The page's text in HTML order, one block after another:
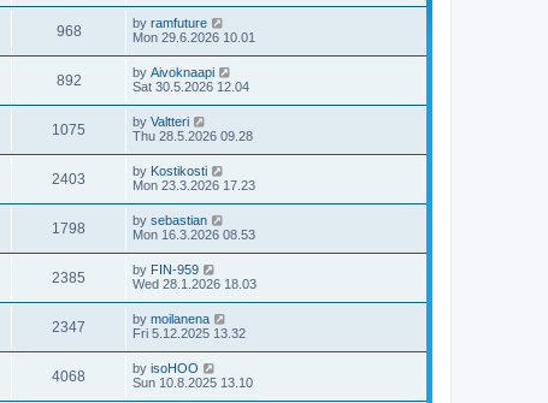
968 by ramfuture
Mon 29.6.2026 10.01
892 by Aivoknaapi
Sat 30.5.2026 12.04
1075 by Valtteri
Thu 28.5.2026 09.28
2403 by Kostikosti
Mon 23.3.2026 17.23
1798 by sebastian
Mon 16.3.2026 08.53
2385 by FIN-959
Wed 28.1.2026 18.03
2347 by moilanena
Fri 5.12.2025 13.32
4068 by isoHOO
Sun 10.8.2025 13.10